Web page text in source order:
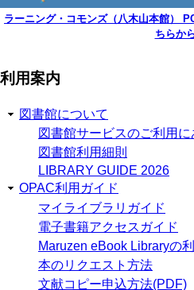
ラーニング・コモンズ（八木山本館）
ちらか
利用案内
図書館について
図書館サービスのご利用に
図書館利用細則
LIBRARY GUIDE 2026
OPAC利用ガイド
マイライブラリガイド
電子書籍アクセスガイド
Maruzen eBook Libraryの
本のリクエスト方法
文献コピー申込方法(PDF)